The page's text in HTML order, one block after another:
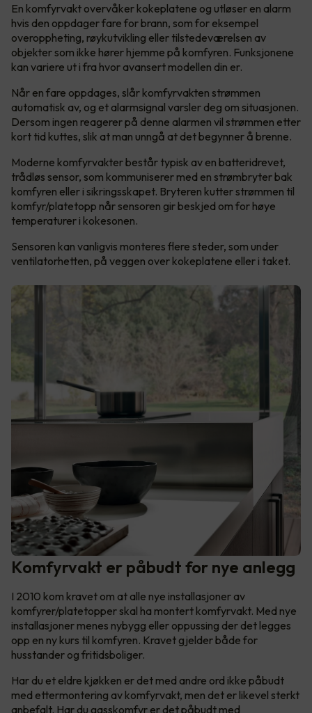
En komfyrvakt overvåker kokeplatene og utløser en alarm
hvis den oppdager fare for brann, som for eksempel
overoppheting, røykutvikling eller tilstedeværelsen av
objekter som ikke hører hjemme på komfyren. Funksjonene
kan variere ut i fra hvor avansert modellen din er.
Når en fare oppdages, slår komfyrvakten strømmen
automatisk av, og et alarmsignal varsler deg om situasjonen.
Dersom ingen reagerer på denne alarmen vil strømmen etter
kort tid kuttes, slik at man unngå at det begynner å brenne.
Moderne komfyrvakter består typisk av en batteridrevet,
trådløs sensor, som kommuniserer med en strømbryter bak
komfyren eller i sikringsskapet. Bryteren kutter strømmen til
komfyr/platetopp når sensoren gir beskjed om for høye
temperaturer i kokesonen.
Sensoren kan vanligvis monteres flere steder, som under
ventilatorhetten, på veggen over kokeplatene eller i taket.
Komfyrvakt er påbudt for nye anlegg
I 2010 kom kravet om at alle nye installasjoner av
komfyrer/platetopper skal ha montert komfyrvakt. Med nye
installasjoner menes nybygg eller oppussing der det legges
opp en ny kurs til komfyren. Kravet gjelder både for
husstander og fritidsboliger.
Har du et eldre kjøkken er det med andre ord ikke påbudt
med ettermontering av komfyrvakt, men det er likevel sterkt
anbefalt. Har du gasskomfyr er det påbudt med